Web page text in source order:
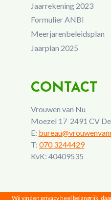
Jaarrekening 2023
Formulier ANBI
Meerjarenbeleidsplan
Jaarplan 2025
CONTACT
Vrouwen van Nu
Moezel 17 2491 CV
E:
T: 070 3244429
KvK: 40409535
Wij vinden privacy heel belangrijk,